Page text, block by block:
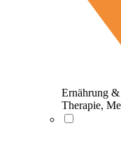
Ernährung &
Therapie,